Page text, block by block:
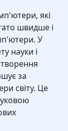
які
швидше і
У
науки і
за
світу. Це